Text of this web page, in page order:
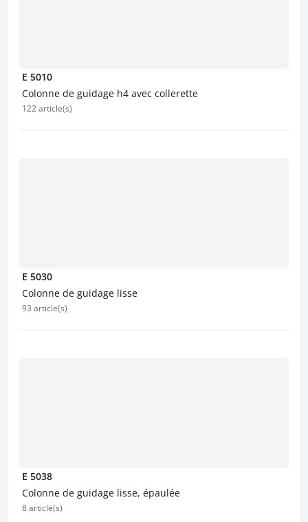
E 5010
Colonne de guidage h4 avec collerette
122 article(s)
E 5030
Colonne de guidage lisse
93 article(s)
E 5038
Colonne de guidage lisse, épaulée
8 article(s)